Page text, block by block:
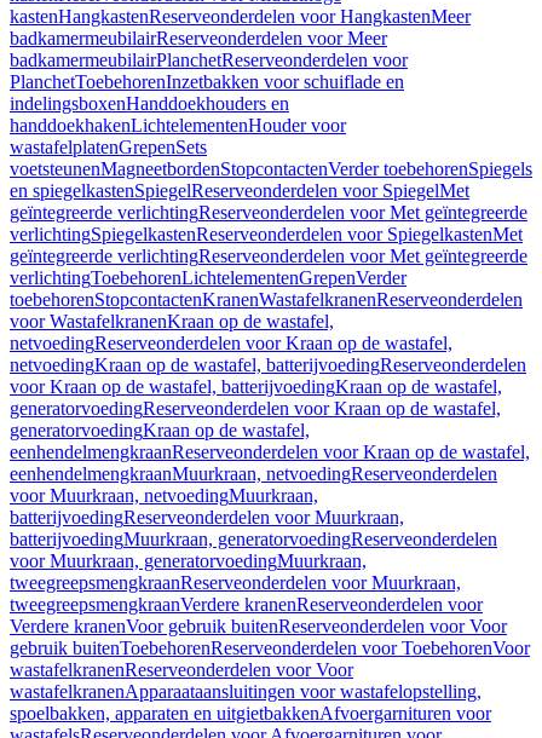
kastenHangkastenReserveonderdelen voor HangkastenMeer
badkamermeubilairReserveonderdelen voor Meer
badkamermeubilairPlanchetReserveonderdelen voor
PlanchetToebehorenInzetbakken voor schuiflade en
indelingsboxenHanddoekhouders en
handdoekhakenLichtelementenHouder voor
wastafelplatenGrepenSets
voetsteunenMagneetbordenStopcontactenVerder toebehorenSpiegels
en spiegelkastenSpiegelReserveonderdelen voor SpiegelMet
geïntegreerde verlichtingReserveonderdelen voor Met geïntegreerde
verlichtingSpiegelkastenReserveonderdelen voor SpiegelkastenMet
geïntegreerde verlichtingReserveonderdelen voor Met geïntegreerde
verlichtingToebehorenLichtelementenGrepenVerder
toebehorenStopcontactenKranenWastafelkranenReserveonderdelen
voor WastafelkranenKraan op de wastafel,
netvoedingReserveonderdelen voor Kraan op de wastafel,
netvoedingKraan op de wastafel, batterijvoedingReserveonderdelen
voor Kraan op de wastafel, batterijvoedingKraan op de wastafel,
generatorvoedingReserveonderdelen voor Kraan op de wastafel,
generatorvoedingKraan op de wastafel,
eenhendelmengkraanReserveonderdelen voor Kraan op de wastafel,
eenhendelmengkraanMuurkraan, netvoedingReserveonderdelen
voor Muurkraan, netvoedingMuurkraan,
batterijvoedingReserveonderdelen voor Muurkraan,
batterijvoedingMuurkraan, generatorvoedingReserveonderdelen
voor Muurkraan, generatorvoedingMuurkraan,
tweegreepsmengkraanReserveonderdelen voor Muurkraan,
tweegreepsmengkraanVerdere kranenReserveonderdelen voor
Verdere kranenVoor gebruik buitenReserveonderdelen voor Voor
gebruik buitenToebehorenReserveonderdelen voor ToebehorenVoor
wastafelkranenReserveonderdelen voor Voor
wastafelkranenApparaataansluitingen voor wastafelopstelling,
spoelbakken, apparaten en uitgietbakkenAfvoergarnituren voor